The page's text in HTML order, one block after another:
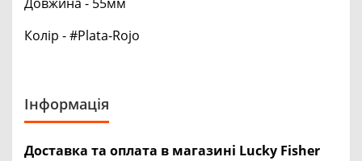
Колір - #Plata-Rojo
Інформація
Доставка та оплата в магазині Lucky Fisher